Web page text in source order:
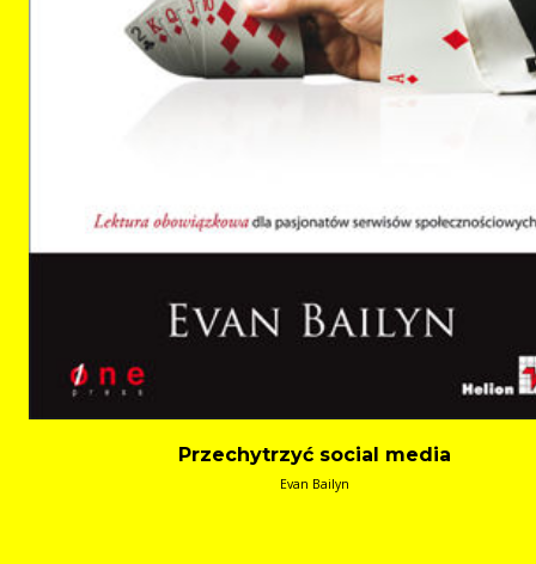
Przechytrzyć social media
Evan Bailyn